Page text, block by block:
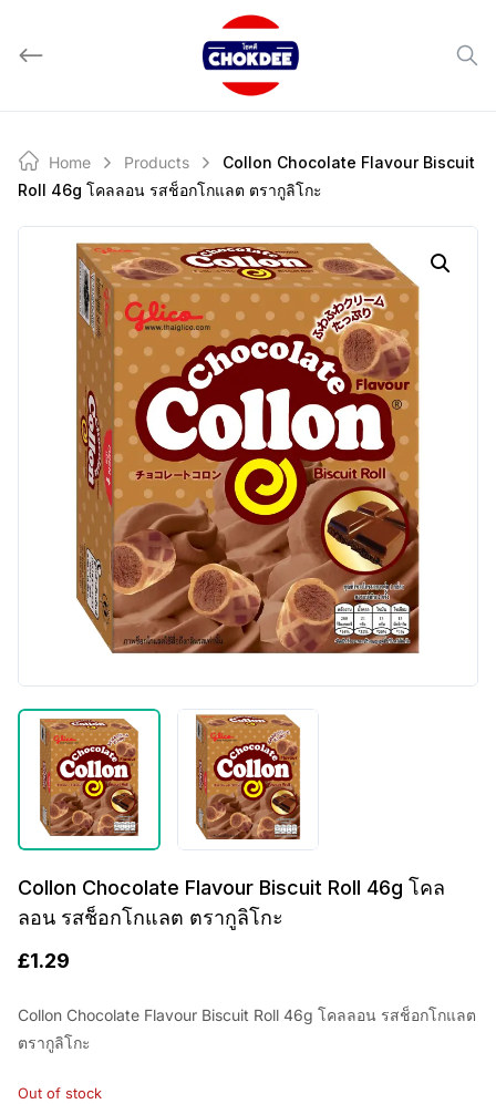
content
Home Products
Collon Chocolate Flavour Biscuit
Roll 46g โคลลอน รสช็อกโกแลต ตรากูลิโกะ
Collon Chocolate Flavour Biscuit Roll 46g โคล
ลอน รสช็อกโกแลต ตรากูลิโกะ
£1.29
Collon Chocolate Flavour Biscuit Roll 46g โคลลอน รสช็อกโกแลต
ตรากูลิโกะ
Out of stock